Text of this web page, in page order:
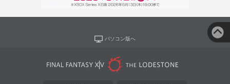
パソコン版へ